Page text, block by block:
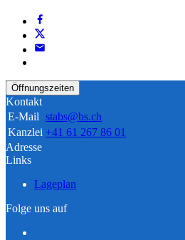
Öffnungszeiten
Kontakt
E-Mail stabs@bs.ch
Kanzlei +41 61 267 86 01
Adresse
Links
Lageplan
Folge uns auf